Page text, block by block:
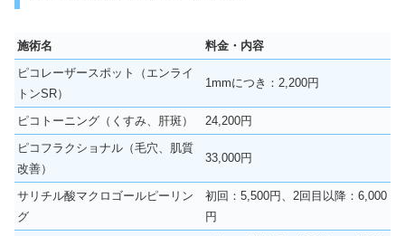
施術名
料金・内容
ピコレーザースポット（エンライ
トンSR）
1mmにつき：2,200円
ピコトーニング（くすみ、肝斑）
24,200円
ピコフラクショナル（毛穴、肌質
改善）
33,000円
サリチル酸マクロゴールピーリン
グ
初回：5,500円、2回目以降：6,000
円